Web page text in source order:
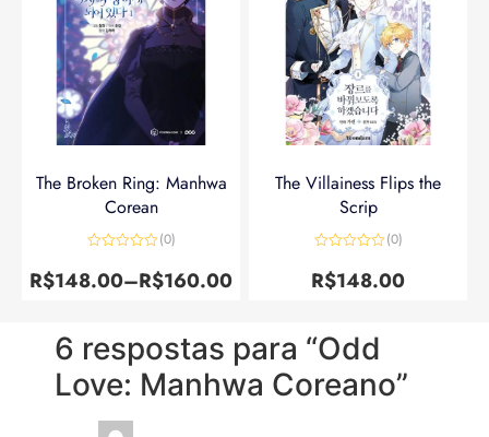
The Broken Ring: Manhwa
Corean
0
de
(0)
R$148.00–R$160.00
The Villainess Flips the
Scrip
0
de
(0)
R$148.00
6 respostas para “Odd
Love: Manhwa Coreano”